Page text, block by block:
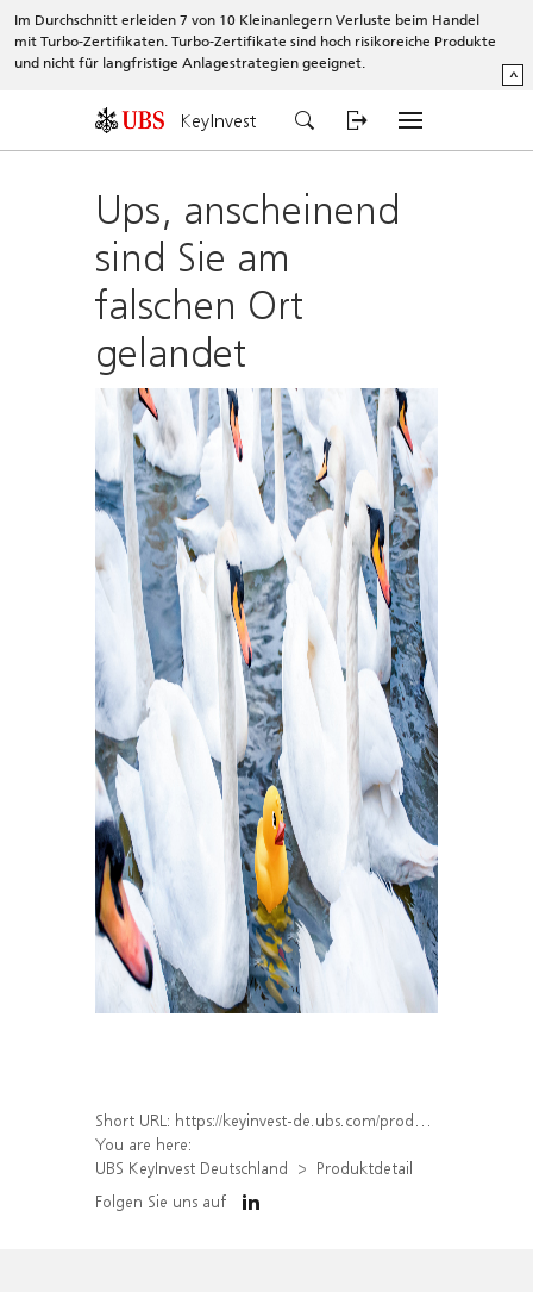
Im Durchschnitt erleiden 7 von 10 Kleinanlegern Verluste beim Handel
mit Turbo-Zertifikaten. Turbo-Zertifikate sind hoch risikoreiche Produkte
und nicht für langfristige Anlagestrategien geeignet.
^
KeyInvest
Ups, anscheinend
sind Sie am
falschen Ort
gelandet
Short URL: https://keyinvest-de.ubs.com/produkt/detail/index/isin/DE000WA8UT95
You are here:
UBS KeyInvest Deutschland
Produktdetail
Folgen Sie uns auf